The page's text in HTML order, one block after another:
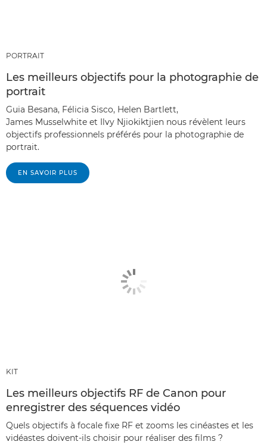
PORTRAIT
Les meilleurs objectifs pour la photographie de
portrait
Guia Besana, Félicia Sisco, Helen Bartlett,
James Musselwhite et Ilvy Njiokiktjien nous révèlent leurs
objectifs professionnels préférés pour la photographie de
portrait.
EN SAVOIR PLUS
KIT
Les meilleurs objectifs RF de Canon pour
enregistrer des séquences vidéo
Quels objectifs à focale fixe RF et zooms les cinéastes et les
vidéastes doivent-ils choisir pour réaliser des films ?